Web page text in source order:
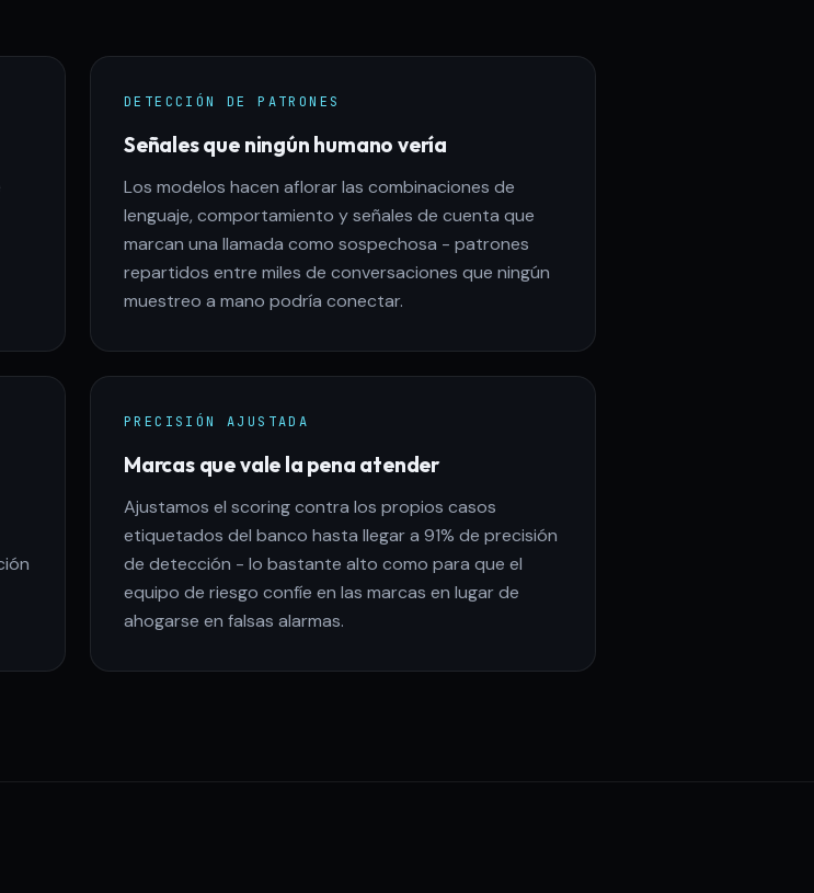
DETECCIÓN DE PATRONES
Señales que ningún humano vería
Los modelos hacen aflorar las combinaciones de
lenguaje, comportamiento y señales de cuenta que
marcan una llamada como sospechosa - patrones
repartidos entre miles de conversaciones que ningún
muestreo a mano podría conectar.
PRECISIÓN AJUSTADA
Marcas que vale la pena atender
Ajustamos el scoring contra los propios casos
etiquetados del banco hasta llegar a 91% de precisión
de detección - lo bastante alto como para que el
equipo de riesgo confíe en las marcas en lugar de
ahogarse en falsas alarmas.